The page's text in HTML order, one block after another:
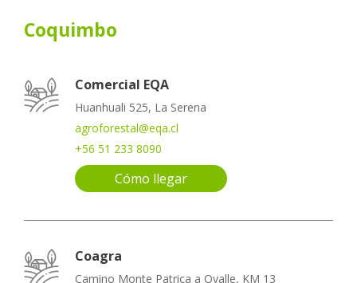
Coquimbo
Comercial EQA
Huanhuali 525, La Serena
agroforestal@eqa.cl
+56 51 233 8090
Cómo llegar
Coagra
Camino Monte Patrica a Ovalle, KM 13